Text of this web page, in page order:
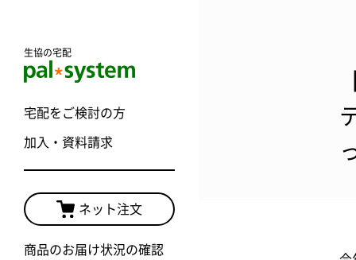
生協の宅配
宅配をご検討の方
加入・資料請求
ネット注文
商品のお届け状況の確認